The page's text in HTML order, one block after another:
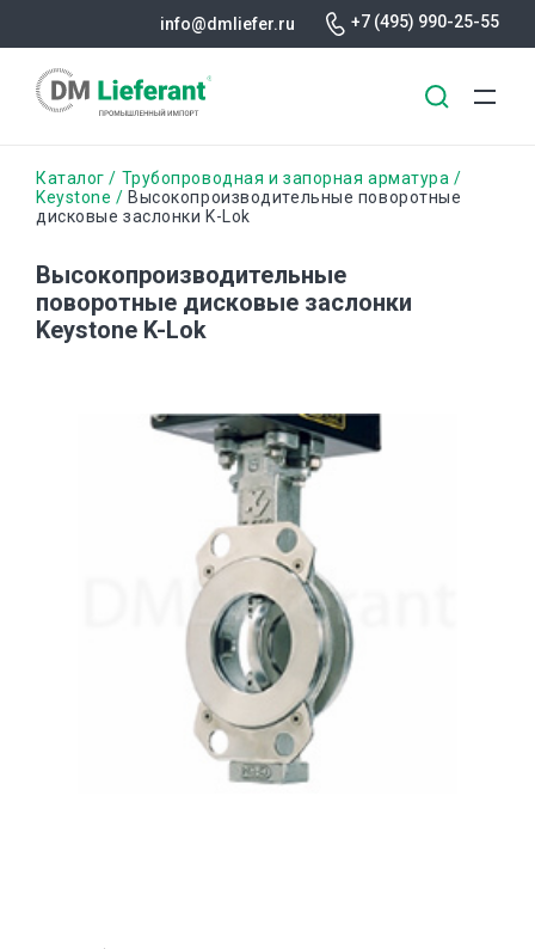
основному
info@dmliefer.ru +7 (495) 990-25-55
Строка
навигации
Каталог
Трубопроводная и запорная арматура
Keystone
Высокопроизводительные поворотные
дисковые заслонки K-Lok
Высокопроизводительные
поворотные дисковые заслонки
Keystone K-Lok